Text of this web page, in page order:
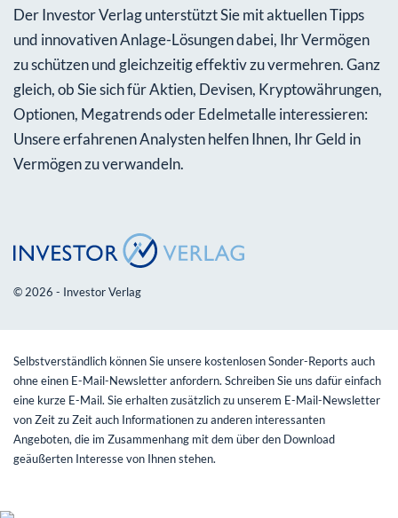
Der Investor Verlag unterstützt Sie mit aktuellen Tipps
und innovativen Anlage-Lösungen dabei, Ihr Vermögen
zu schützen und gleichzeitig effektiv zu vermehren. Ganz
gleich, ob Sie sich für Aktien, Devisen, Kryptowährungen,
Optionen, Megatrends oder Edelmetalle interessieren:
Unsere erfahrenen Analysten helfen Ihnen, Ihr Geld in
Vermögen zu verwandeln.
© 2026 - Investor Verlag
Selbstverständlich können Sie unsere kostenlosen Sonder-Reports auch
ohne einen E-Mail-Newsletter anfordern. Schreiben Sie uns dafür einfach
eine kurze E-Mail. Sie erhalten zusätzlich zu unserem E-Mail-Newsletter
von Zeit zu Zeit auch Informationen zu anderen interessanten
Angeboten, die im Zusammenhang mit dem über den Download
geäußerten Interesse von Ihnen stehen.